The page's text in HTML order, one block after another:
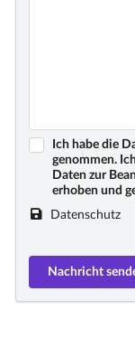
Ich habe die
genommen.
Daten zur
erhoben und
Datenschutz